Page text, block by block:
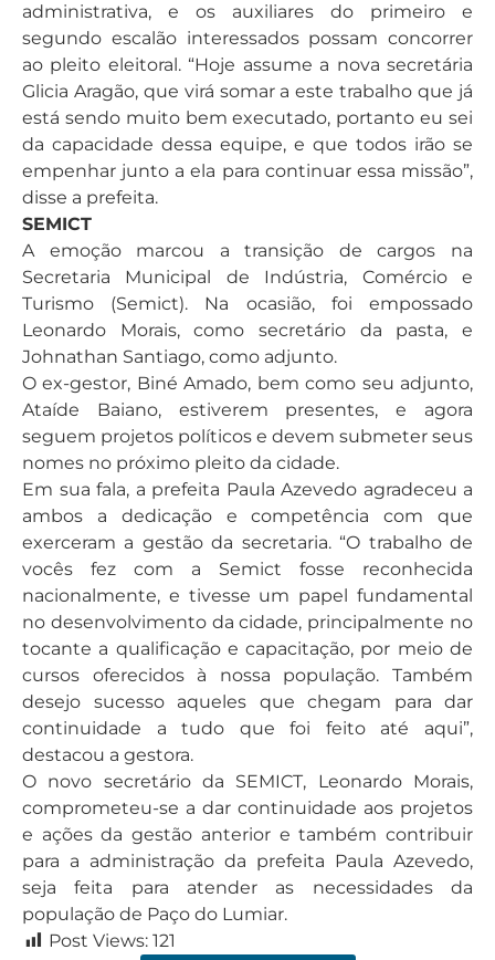
administrativa, e os auxiliares do primeiro e
segundo escalão interessados possam concorrer
ao pleito eleitoral. “Hoje assume a nova secretária
Glicia Aragão, que virá somar a este trabalho que já
está sendo muito bem executado, portanto eu sei
da capacidade dessa equipe, e que todos irão se
empenhar junto a ela para continuar essa missão”,
disse a prefeita.
SEMICT
A emoção marcou a transição de cargos na
Secretaria Municipal de Indústria, Comércio e
Turismo (Semict). Na ocasião, foi empossado
Leonardo Morais, como secretário da pasta, e
Johnathan Santiago, como adjunto.
O ex-gestor, Biné Amado, bem como seu adjunto,
Ataíde Baiano, estiverem presentes, e agora
seguem projetos políticos e devem submeter seus
nomes no próximo pleito da cidade.
Em sua fala, a prefeita Paula Azevedo agradeceu a
ambos a dedicação e competência com que
exerceram a gestão da secretaria. “O trabalho de
vocês fez com a Semict fosse reconhecida
nacionalmente, e tivesse um papel fundamental
no desenvolvimento da cidade, principalmente no
tocante a qualificação e capacitação, por meio de
cursos oferecidos à nossa população. Também
desejo sucesso aqueles que chegam para dar
continuidade a tudo que foi feito até aqui”,
destacou a gestora.
O novo secretário da SEMICT, Leonardo Morais,
comprometeu-se a dar continuidade aos projetos
e ações da gestão anterior e também contribuir
para a administração da prefeita Paula Azevedo,
seja feita para atender as necessidades da
população de Paço do Lumiar.
Post Views: 121